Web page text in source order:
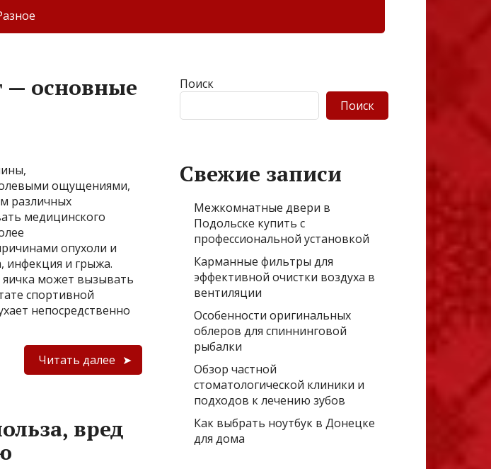
— основные
ощущениями,
различных
медицинского
опухоли и
инфекция и грыжа.
может вызывать
спортивной
непосредственно
Читать далее
вред
Поиск
Поиск
Свежие записи
Межкомнатные двери в
Подольске купить с
профессиональной установкой
Карманные фильтры для
эффективной очистки воздуха в
вентиляции
Особенности оригинальных
облеров для спиннинговой
рыбалки
Обзор частной
стоматологической клиники и
подходов к лечению зубов
Как выбрать ноутбук в Донецке
для дома